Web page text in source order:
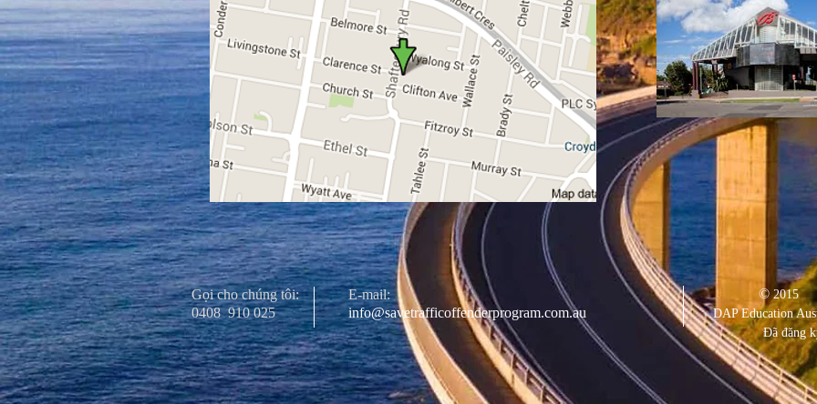
Gọi cho chúng tôi:
0408 910 025
E-mail:
info@savetrafficoffenderprogram.com.au
©2015
DAP Education
Đã đăng